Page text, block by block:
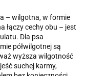
– wilgotna, w formie
łączy cechy obu – jest
Dla psa
półwilgotnej są
wyższa wilgotność
suchej karmy,